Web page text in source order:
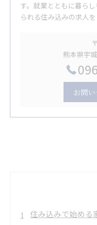
す。就業とともに暮ら
られる住み込みの求人を
熊本県宇
お問
住み込みで始める